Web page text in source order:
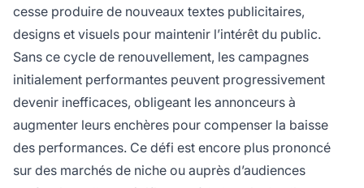
cesse produire de nouveaux textes publicitaires,
designs et visuels pour maintenir l’intérêt du public.
Sans ce cycle de renouvellement, les campagnes
initialement performantes peuvent progressivement
devenir inefficaces, obligeant les annonceurs à
augmenter leurs enchères pour compenser la baisse
des performances. Ce défi est encore plus prononcé
sur des marchés de niche ou auprès d’audiences